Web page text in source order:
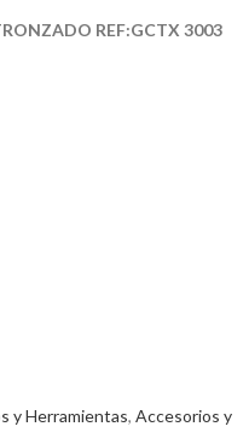
REF:GCTX 3003
y Herramientas, Accesorios y